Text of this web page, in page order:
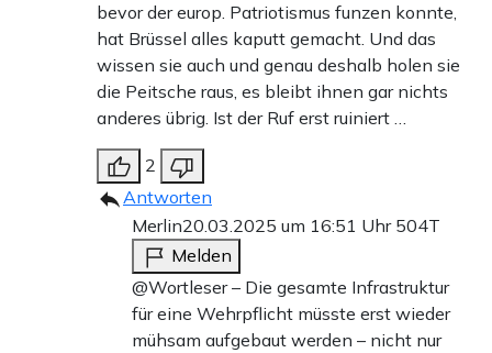
bevor der europ. Patriotismus funzen konnte,
hat Brüssel alles kaputt gemacht. Und das
wissen sie auch und genau deshalb holen sie
die Peitsche raus, es bleibt ihnen gar nichts
anderes übrig. Ist der Ruf erst ruiniert …
2
Antworten
Merlin20.03.2025 um 16:51 Uhr 504T
Melden
@Wortleser – Die gesamte Infrastruktur
für eine Wehrpflicht müsste erst wieder
mühsam aufgebaut werden – nicht nur